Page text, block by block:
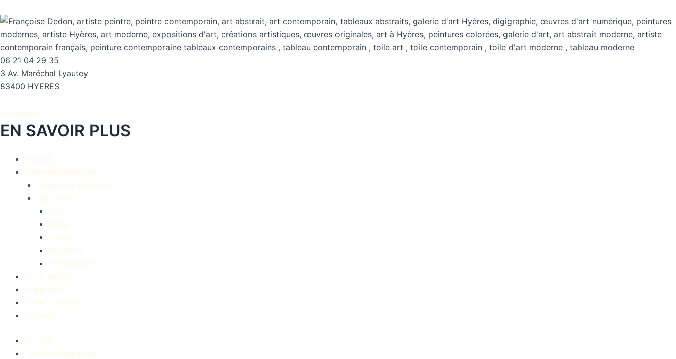
06 21 04 29 35
3 Av. Maréchal Lyautey
83400 HYERES
Instagram
EN SAVOIR PLUS
Accueil
Oeuvres Originales
Toutes les oeuvres
Les Séries
Azur
Rêve
Faune
Végétale
Les Scenes
Digigraphies
Inspiration
ESPACE D’ART
Contact
Accueil
Oeuvres Originales